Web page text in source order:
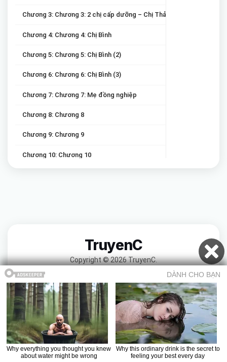
Truyện ma Truyện 18+ Trang chủ Truyện cười Truyện audio
Chương 3: Chương 3: 2 chị cấp dưỡng – Chị Thảo và chị Bình
Chương 4: Chương 4: Chị Bình
Chương 5: Chương 5: Chị Bình (2)
Chương 6: Chương 6: Chị Bình (3)
Chương 7: Chương 7: Mẹ đồng nghiệp
Chương 8: Chương 8
Chương 9: Chương 9
Chương 10: Chương 10
TruyenC
Copyright © 2026 TruyenC.